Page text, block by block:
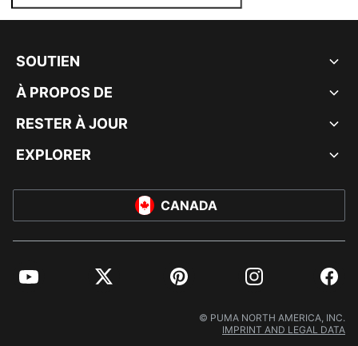
SOUTIEN
À PROPOS DE
RESTER À JOUR
EXPLORER
CANADA
YouTube Twitter Pinterest Instagram
© PUMA NORTH AMERICA, INC.
IMPRINT AND LEGAL DATA